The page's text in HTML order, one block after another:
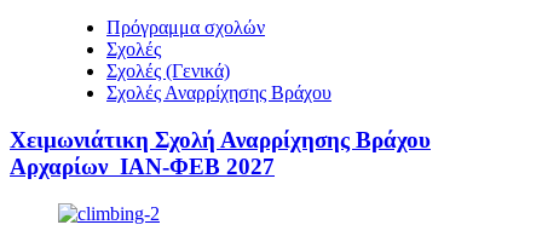
Πρόγραμμα σχολών
Σχολές
Σχολές (Γενικά)
Σχολές Αναρρίχησης Βράχου
Χειμωνιάτικη Σχολή Αναρρίχησης Βράχου
Αρχαρίων ΙΑΝ-ΦΕΒ 2027